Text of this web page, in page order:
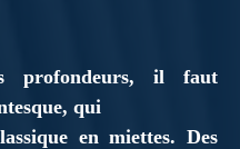
profondeurs, il faut
qui
en miettes. Des